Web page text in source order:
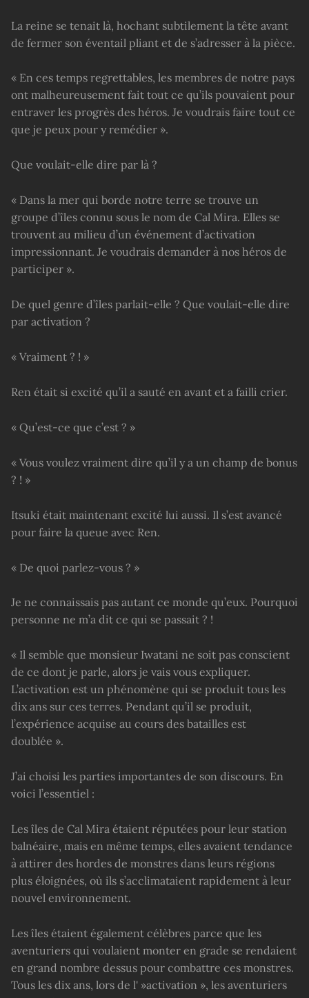
La reine se tenait là, hochant subtilement la tête avant
de fermer son éventail pliant et de s’adresser à la pièce.
« En ces temps regrettables, les membres de notre pays
ont malheureusement fait tout ce qu’ils pouvaient pour
entraver les progrès des héros. Je voudrais faire tout ce
que je peux pour y remédier ».
Que voulait-elle dire par là ?
« Dans la mer qui borde notre terre se trouve un
groupe d’îles connu sous le nom de Cal Mira. Elles se
trouvent au milieu d’un événement d’activation
impressionnant. Je voudrais demander à nos héros de
participer ».
De quel genre d’îles parlait-elle ? Que voulait-elle dire
par activation ?
« Vraiment ? ! »
Ren était si excité qu’il a sauté en avant et a failli crier.
« Qu’est-ce que c’est ? »
« Vous voulez vraiment dire qu’il y a un champ de bonus
? ! »
Itsuki était maintenant excité lui aussi. Il s’est avancé
pour faire la queue avec Ren.
« De quoi parlez-vous ? »
Je ne connaissais pas autant ce monde qu’eux. Pourquoi
personne ne m’a dit ce qui se passait ? !
« Il semble que monsieur Iwatani ne soit pas conscient
de ce dont je parle, alors je vais vous expliquer.
L’activation est un phénomène qui se produit tous les
dix ans sur ces terres. Pendant qu’il se produit,
l’expérience acquise au cours des batailles est
doublée ».
J’ai choisi les parties importantes de son discours. En
voici l’essentiel :
Les îles de Cal Mira étaient réputées pour leur station
balnéaire, mais en même temps, elles avaient tendance
à attirer des hordes de monstres dans leurs régions
plus éloignées, où ils s’acclimataient rapidement à leur
nouvel environnement.
Les îles étaient également célèbres parce que les
aventuriers qui voulaient monter en grade se rendaient
en grand nombre dessus pour combattre ces monstres.
Tous les dix ans, lors de l' »activation », les aventuriers